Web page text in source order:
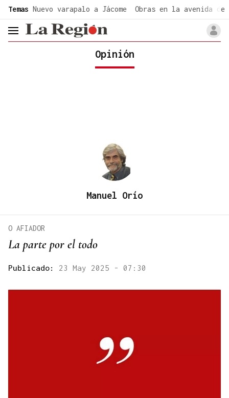
Temas Nuevo varapalo a Jácome Obras en la avenida de
header.menu.open
Opinión
Manuel Orío
La parte por el todo
O AFIADOR
Publicado: 23 May 2025 - 07:30